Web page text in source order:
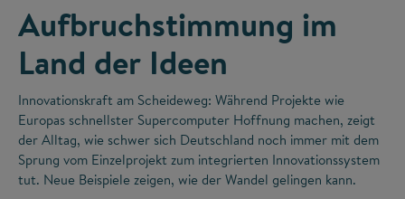
Aufbruchstimmung im
Land der Ideen
Innovationskraft am Scheideweg: Während Projekte wie
Europas schnellster Supercomputer Hoffnung machen, zeigt
der Alltag, wie schwer sich Deutschland noch immer mit dem
Sprung vom Einzelprojekt zum integrierten Innovationssystem
tut. Neue Beispiele zeigen, wie der Wandel gelingen kann.